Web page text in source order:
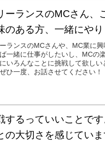
ーランスのMCさん、
のある方、一緒にやり
ランスのMCさんや、MC業に
一緒に仕事がしたいし、MCの
いろんなことに挑戦して欲し
ひ一度、お話させてください！
するっていいことで
の大切さを感じていま